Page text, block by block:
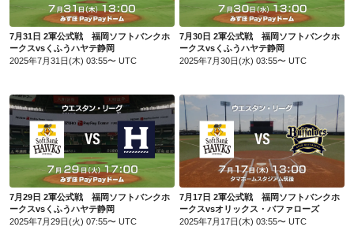
7月31日 2軍公式戦 福岡ソフトバンクホ
ークスvsくふうハヤテ静岡
2025年7月31日(木) 03:55〜 UTC
7月30日 2軍公式戦 福岡ソフトバンクホ
ークスvsくふうハヤテ静岡
2025年7月30日(水) 03:55〜 UTC
7月29日 2軍公式戦 福岡ソフトバンクホークスvsくふうハヤテ静岡
7月29日 2軍公式戦 福岡ソフトバンクホ
ークスvsくふうハヤテ静岡
2025年7月29日(火) 07:55〜 UTC
7月17日 2軍公式戦 福岡ソフトバンクホークスvsオリックス・バファローズ
7月17日 2軍公式戦 福岡ソフトバンクホ
ークスvsオリックス・バファローズ
2025年7月17日(木) 03:55〜 UTC